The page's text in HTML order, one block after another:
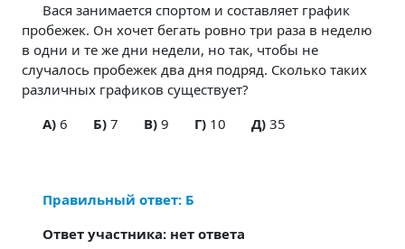
Вася занимается спортом и составляет график
пробежек. Он хочет бегать ровно три раза в неделю
в одни и те же дни недели, но так, чтобы не
случалось пробежек два дня подряд. Сколько таких
различных графиков существует?
A)6 Б)7 В)9 Г)10 Д)35
Правильный ответ: Б
Ответ участника: нет ответа